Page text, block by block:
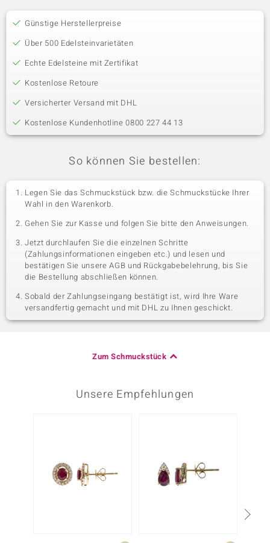
Günstige Herstellerpreise
Über 500 Edelsteinvarietäten
Echte Edelsteine mit Zertifikat
Kostenlose Retoure
Versicherter Versand mit DHL
Kostenlose Kundenhotline 0800 227 44 13
So können Sie bestellen:
Legen Sie das Schmuckstück bzw. die Schmuckstücke Ihrer
Wahl in den Warenkorb.
Gehen Sie zur Kasse und folgen Sie bitte den Anweisungen.
Jetzt durchlaufen Sie die einzelnen Schritte
(Zahlungsinformationen eingeben etc.) und lesen und
bestätigen Sie unsere AGB und Rückgabebelehrung, bis Sie
die Bestellung abschließen können.
Sobald der Zahlungseingang bestätigt ist, wird Ihre Ware
versandfertig gemacht und mit DHL zu Ihnen geschickt.
Zum Schmuckstück
Unsere Empfehlungen